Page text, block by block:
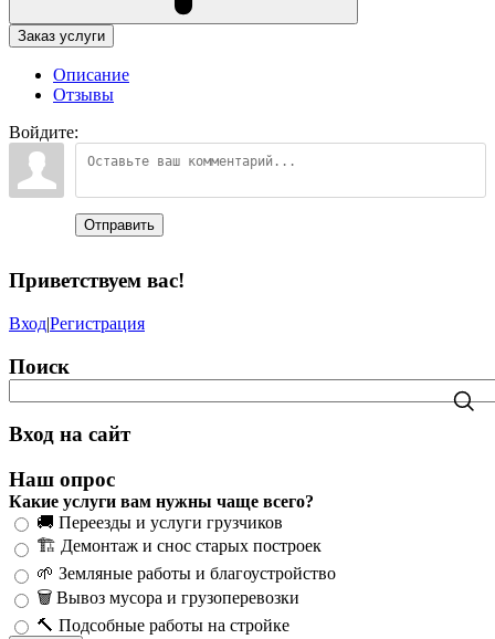
Заказ услуги
Описание
Отзывы
Войдите:
Отправить
Приветствуем вас!
Вход|Регистрация
Поиск
Вход на сайт
Наш опрос
Какие услуги вам нужны чаще всего?
🚚 Переезды и услуги грузчиков
🏗️ Демонтаж и снос старых построек
🌱 Земляные работы и благоустройство
🗑️ Вывоз мусора и грузоперевозки
🔨 Подсобные работы на стройке